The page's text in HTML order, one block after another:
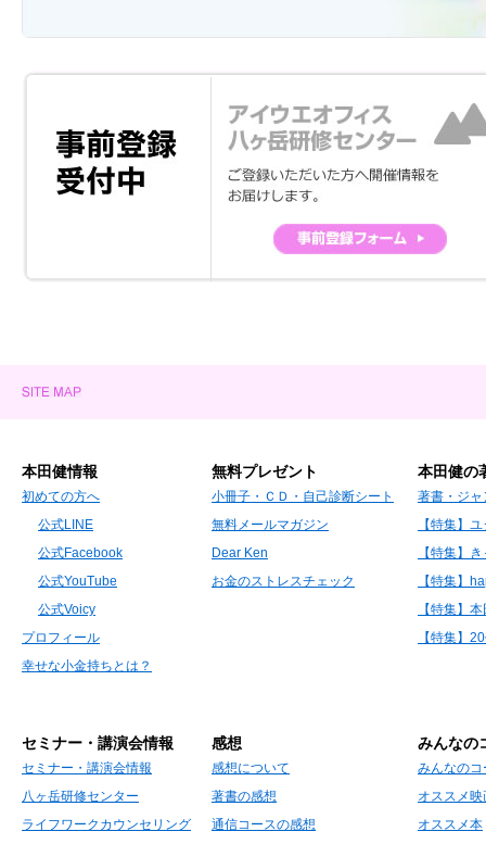
本田健情報
初めての方へ
公式LINE
公式Facebook
公式YouTube
公式Voicy
プロフィール
幸せな小金持ちとは？
無料プレゼント
小冊子・ＣＤ・自己診断シート
無料メールマガジン
Dear Ken
お金のストレスチェック
本田健の
著書・ジャ
【特集】
【特集】
【特集】
【特集】
【特集】
セミナー・講演会情報
セミナー・講演会情報
八ヶ岳研修センター
ライフワークカウンセリング
感想
感想について
著書の感想
通信コースの感想
みんなの
みんなの
オススメ映
オススメ本